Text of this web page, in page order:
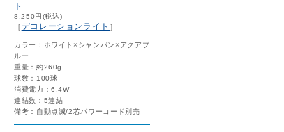
ト
8,250円(税込)
［デコレーションライト ］
カラー：ホワイト×シャンパン×アクアブ
ルー
重量：約260g
球数：100球
消費電力：6.4W
連結数：5連結
備考：自動点滅/2芯パワーコード別売